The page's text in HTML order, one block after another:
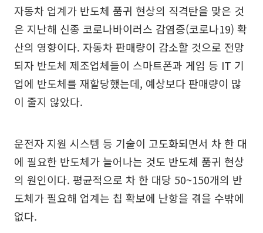
자동차 업계가 반도체 품귀 현상의 직격탄을 맞은 것
은 지난해 신종 코로나바이러스 감염증(코로나19) 확
산의 영향이다. 자동차 판매량이 감소할 것으로 전망
되자 반도체 제조업체들이 스마트폰과 게임 등 IT 기
업에 반도체를 재할당했는데, 예상보다 판매량이 많
이 줄지 않았다.
운전자 지원 시스템 등 기술이 고도화되면서 차 한 대
에 필요한 반도체가 늘어나는 것도 반도체 품귀 현상
의 원인이다. 평균적으로 차 한 대당 50~150개의 반
도체가 필요해 업계는 칩 확보에 난항을 겪을 수밖에
없다.